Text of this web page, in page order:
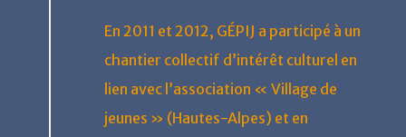
En 2011 et 2012, GÉPIJ a participé à un
chantier collectif d’intérêt culturel en
lien avec l’association « Village de
jeunes » (Hautes-Alpes) et en